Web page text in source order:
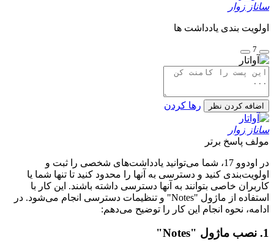
ساناز زوار
اولویت بندی یادداشت ها
7
اضافه کردن نظر رها کردن
ساناز زوار
مولف پاسخ برتر
در اودوو 17، شما می‌توانید یادداشت‌های شخصی را ثبت و
اولویت‌بندی کنید و دسترسی به آنها را محدود کنید تا تنها شما یا
کاربران خاصی بتوانند به آنها دسترسی داشته باشند. این کار با
استفاده از ماژول "Notes" و تنظیمات دسترسی انجام می‌شود. در
ادامه، نحوه انجام این کار را توضیح می‌دهم:
1. نصب ماژول "Notes"